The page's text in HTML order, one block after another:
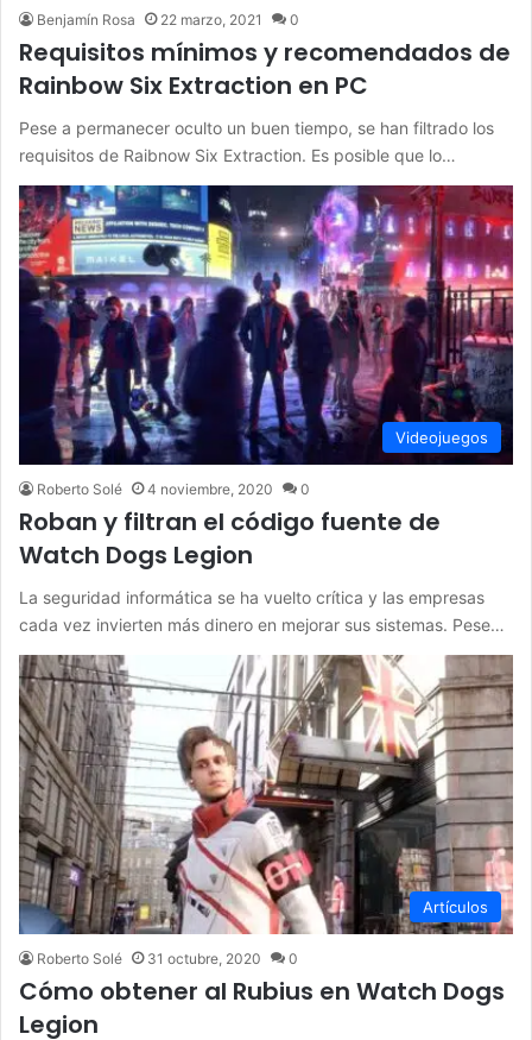
Benjamín Rosa 22 marzo, 2021 0
Requisitos mínimos y recomendados de
Rainbow Six Extraction en PC
Pese a permanecer oculto un buen tiempo, se han filtrado los
requisitos de Raibnow Six Extraction. Es posible que lo…
Videojuegos
Roberto Solé 4 noviembre, 2020 0
Roban y filtran el código fuente de
Watch Dogs Legion
La seguridad informática se ha vuelto crítica y las empresas
cada vez invierten más dinero en mejorar sus sistemas. Pese…
Artículos
Roberto Solé 31 octubre, 2020 0
Cómo obtener al Rubius en Watch Dogs
Legion